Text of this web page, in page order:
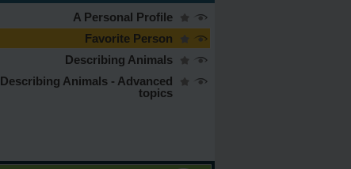
A Personal Profile
Favorite Person
Describing Animals
Describing Animals - Advanced
topics